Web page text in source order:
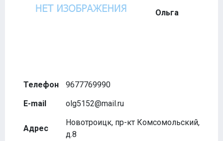
Ольга
Телефон
9677769990
E-mail
olg5152@mail.ru
Адрес
Новотроицк, пр-кт Комсомольский,
д.8